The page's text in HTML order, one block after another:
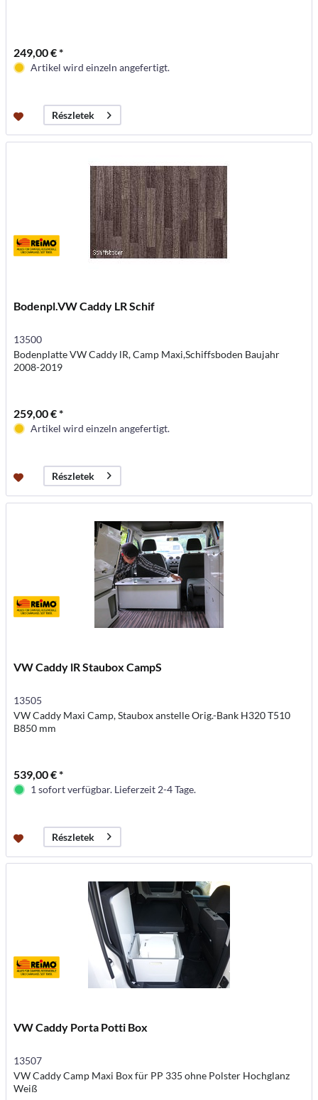
249,00 € *
Artikel wird einzeln angefertigt.
Részletek
Bodenpl.VW Caddy LR Schif
13500
Bodenplatte VW Caddy lR, Camp Maxi,Schiffsboden Baujahr
2008-2019
259,00 € *
Artikel wird einzeln angefertigt.
Részletek
VW Caddy lR Staubox CampS
13505
VW Caddy Maxi Camp, Staubox anstelle Orig.-Bank H320 T510
B850 mm
539,00 € *
1 sofort verfügbar. Lieferzeit 2-4 Tage.
Részletek
VW Caddy Porta Potti Box
13507
VW Caddy Camp Maxi Box für PP 335 ohne Polster Hochglanz
Weiß